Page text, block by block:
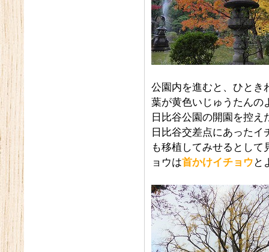
公園内を進むと、ひとき
葉が黄色いじゅうたんの
日比谷公園の開園を控
日比谷交差点にあった
も移植してみせるとし
ョウは首かけイチョウ と